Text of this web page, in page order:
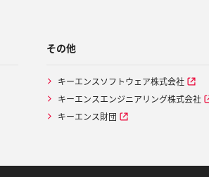
その他
キーエンスソフトウェア株式会社
キーエンスエンジニアリング株式会社
キーエンス財団